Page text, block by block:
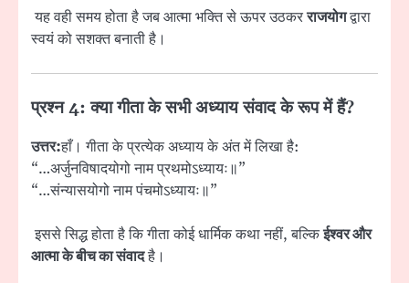
यह वही समय होता है जब आत्मा भक्ति से ऊपर उठकरराजयोगद्वारा
स्वयं को सशक्त बनाती है।
प्रश्न 4: क्या गीता के सभी अध्याय संवाद के रूप में हैं?
उत्तर:हाँ। गीता के प्रत्येक अध्याय के अंत में लिखा है:
“…अर्जुनविषादयोगो नाम प्रथमोऽध्यायः॥”
“…संन्यासयोगो नाम पंचमोऽध्यायः॥”
इससे सिद्ध होता है कि गीता कोई धार्मिक कथा नहीं, बल्किईश्वर और
आत्मा के बीच का संवादहै।